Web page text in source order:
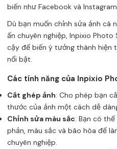
biến như Facebook và
Dù bạn muốn chỉnh sửa ảnh cá
ấn chuyên nghiệp, Inpixio
cậy để biến ý tưởng thành hiện
nổi bật.
Các tính năng của Inpixio
Cắt ghép ảnh: Cho phép bạn
thước của ảnh một cách dễ
Chỉnh sửa màu sắc: Bạn có
phản, màu sắc và bão hòa để
chuyên nghiệp.